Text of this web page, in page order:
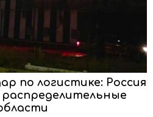
по логистике: Россия
распределительные